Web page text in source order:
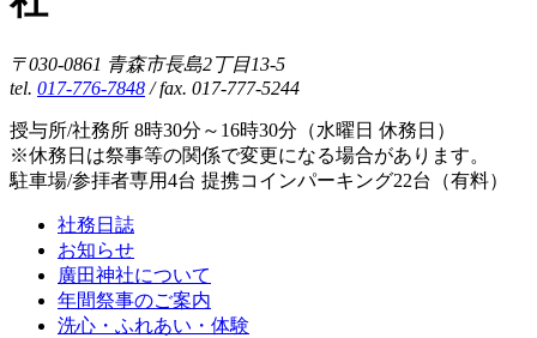
〒030-0861 青森市長島2丁目13-5
tel. 017-776-7848/ fax. 017-777-5244
授与所/社務所 8時30分～16時30分（水曜日 休務日）
※休務日は祭事等の関係で変更になる場合があります。
駐車場/参拝者専用4台 提携コインパーキング22台（有料）
社務日誌
お知らせ
廣田神社について
年間祭事のご案内
洗心・ふれあい・体験